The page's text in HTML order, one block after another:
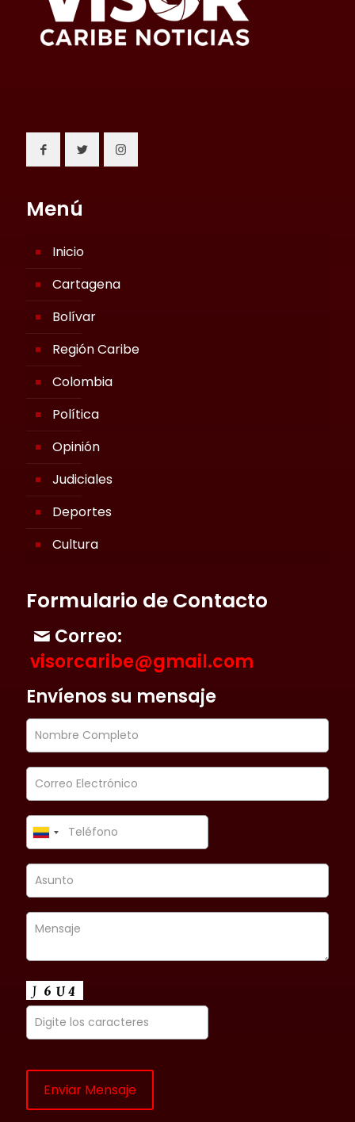
Menú
Inicio
Cartagena
Bolívar
Región Caribe
Colombia
Política
Opinión
Judiciales
Deportes
Cultura
Formulario de Contacto
Correo:
visorcaribe@gmail.com
Envíenos su mensaje